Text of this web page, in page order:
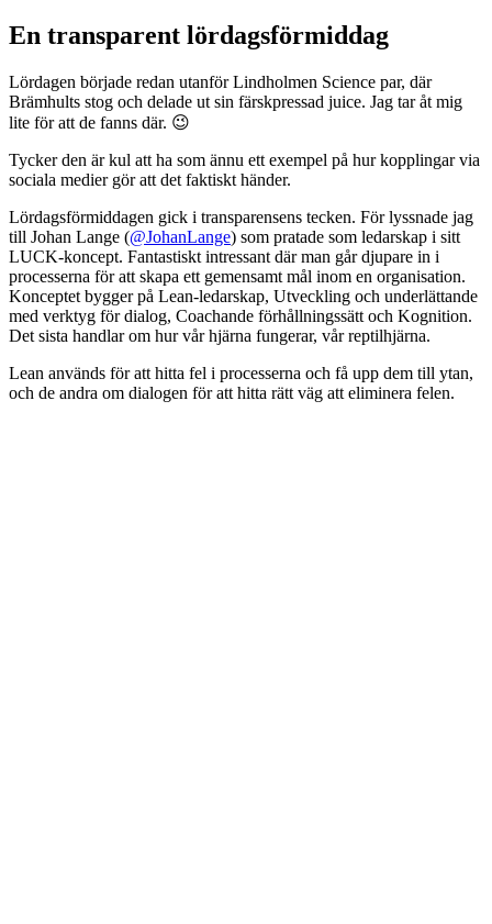
En transparent lördagsförmiddag
Lördagen började redan utanför Lindholmen Science par, där
Brämhults stog och delade ut sin färskpressad juice. Jag tar åt mig
lite för att de fanns där. 😉
Tycker den är kul att ha som ännu ett exempel på hur kopplingar via
sociala medier gör att det faktiskt händer.
Lördagsförmiddagen gick i transparensens tecken. För lyssnade jag
till Johan Lange (@JohanLange) som pratade som ledarskap i sitt
LUCK-koncept. Fantastiskt intressant där man går djupare in i
processerna för att skapa ett gemensamt mål inom en organisation.
Konceptet bygger på Lean-ledarskap, Utveckling och underlättande
med verktyg för dialog, Coachande förhållningssätt och Kognition.
Det sista handlar om hur vår hjärna fungerar, vår reptilhjärna.
Lean används för att hitta fel i processerna och få upp dem till ytan,
och de andra om dialogen för att hitta rätt väg att eliminera felen.